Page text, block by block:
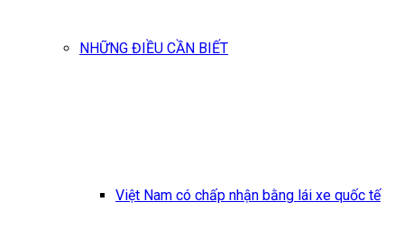
NHỮNG ĐIỀU CẦN BIẾT
Việt Nam có chấp nhận bằng lái xe quốc tế